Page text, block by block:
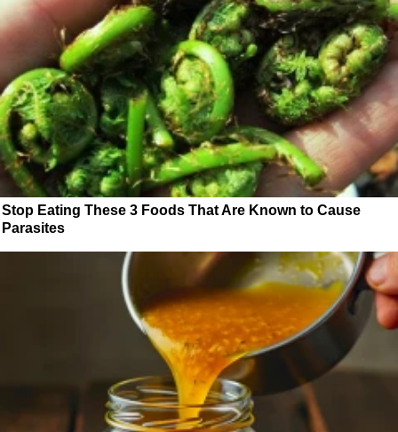
Stop Eating These 3 Foods That Are Known to Cause
Parasites